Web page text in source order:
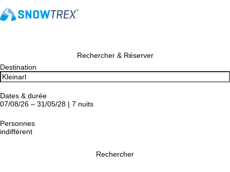
Rechercher & Réserver
Destination
Dates & durée
07/08/26 – 31/05/28 | 7 nuits
Personnes
indifférent
Rechercher